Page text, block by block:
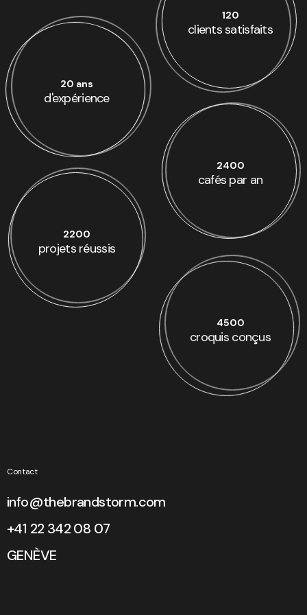
20 ans
d'expérience
120
clients satisfaits
2200
projets réussis
2400
cafés par an
4500
croquis conçus
Contact
info@thebrandstorm.com
+41 22 342 08 07
GENÈVE